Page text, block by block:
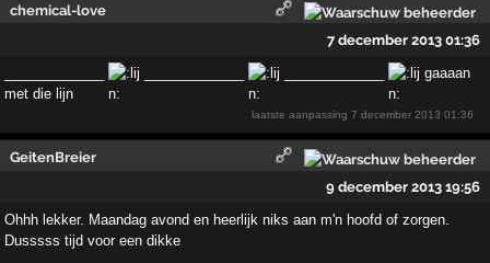
chemical-love
7 december 2013 01:36
gaaaan
met die lijn
laatste aanpassing7 december 2013 01:36
GeitenBreier
9 december 2013 19:56
Ohhh lekker. Maandag avond en heerlijk niks aan m'n hoofd of zorgen.
Dusssss tijd voor een dikke